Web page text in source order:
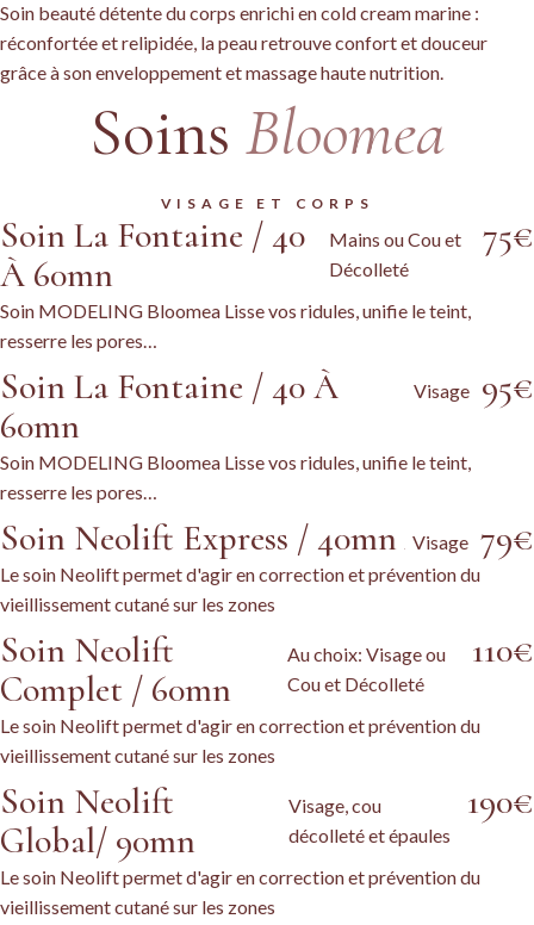
Soin beauté détente du corps enrichi en cold cream marine :
réconfortée et relipidée, la peau retrouve confort et douceur
grâce à son enveloppement et massage haute nutrition.
Soins Bloomea
VISAGE ET CORPS
Soin La Fontaine / 40
À 60mn
Mains ou Cou et
Décolleté
75€
Soin MODELING Bloomea Lisse vos ridules, unifie le teint,
resserre les pores…
Soin La Fontaine / 40 À
60mn
Visage 95€
Soin MODELING Bloomea Lisse vos ridules, unifie le teint,
resserre les pores…
Soin Neolift Express / 40mn Visage 79€
Le soin Neolift permet d'agir en correction et prévention du
vieillissement cutané sur les zones
Soin Neolift
Complet / 60mn
Au choix: Visage ou
Cou et Décolleté
110€
Le soin Neolift permet d'agir en correction et prévention du
vieillissement cutané sur les zones
Soin Neolift
Global/ 90mn
Visage, cou
décolleté et épaules
190€
Le soin Neolift permet d'agir en correction et prévention du
vieillissement cutané sur les zones